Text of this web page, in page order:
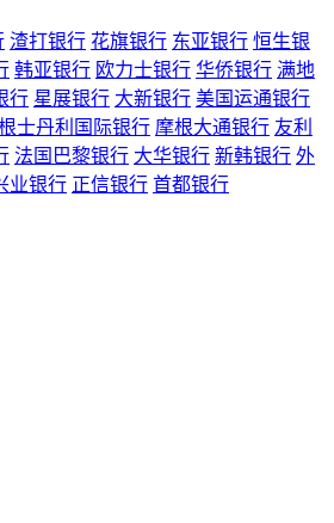
渣打银行 花旗银行 东亚银行 恒生银
韩亚银行 欧力士银行 华侨银行 满地
行 星展银行 大新银行 美国运通银行
士丹利国际银行 摩根大通银行 友利
法国巴黎银行 大华银行 新韩银行 外
业银行 正信银行 首都银行